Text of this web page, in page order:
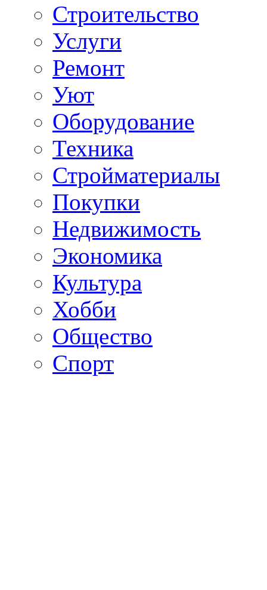
Строительство
Услуги
Ремонт
Уют
Оборудование
Техника
Стройматериалы
Покупки
Недвижимость
Экономика
Культура
Хобби
Общество
Спорт